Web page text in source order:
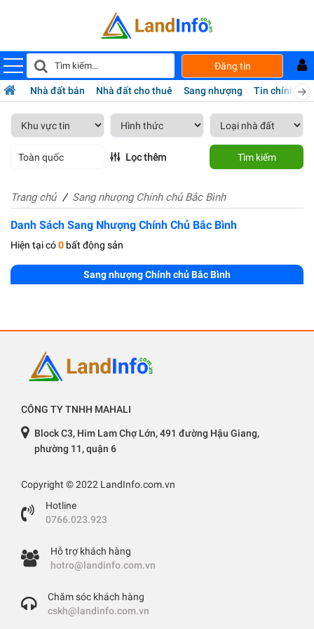
Đăng tin
Nhà đất bán Nhà đất cho thuê Sang nhượng Tin chính chủ
Toàn quốc Lọc thêm Tìm kiếm
Trang chủ Sang nhượng Chính chủ Bắc Bình
Danh Sách Sang Nhượng Chính Chủ Bắc Bình
Hiện tại có0 bất động sản
Sang nhượng Chính chủ Bắc Bình
CÔNG TY TNHH MAHALI
Block C3, Him Lam Chợ Lớn, 491 đường Hậu Giang,
phường 11, quận 6
Copyright © 2022 LandInfo.com.vn
Hotline
0766.023.923
Hỗ trợ khách hàng
hotro@landinfo.com.vn
Chăm sóc khách hàng
cskh@landinfo.com.vn